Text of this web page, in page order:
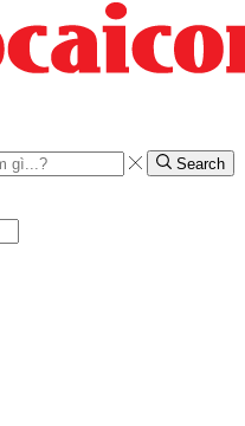
Search